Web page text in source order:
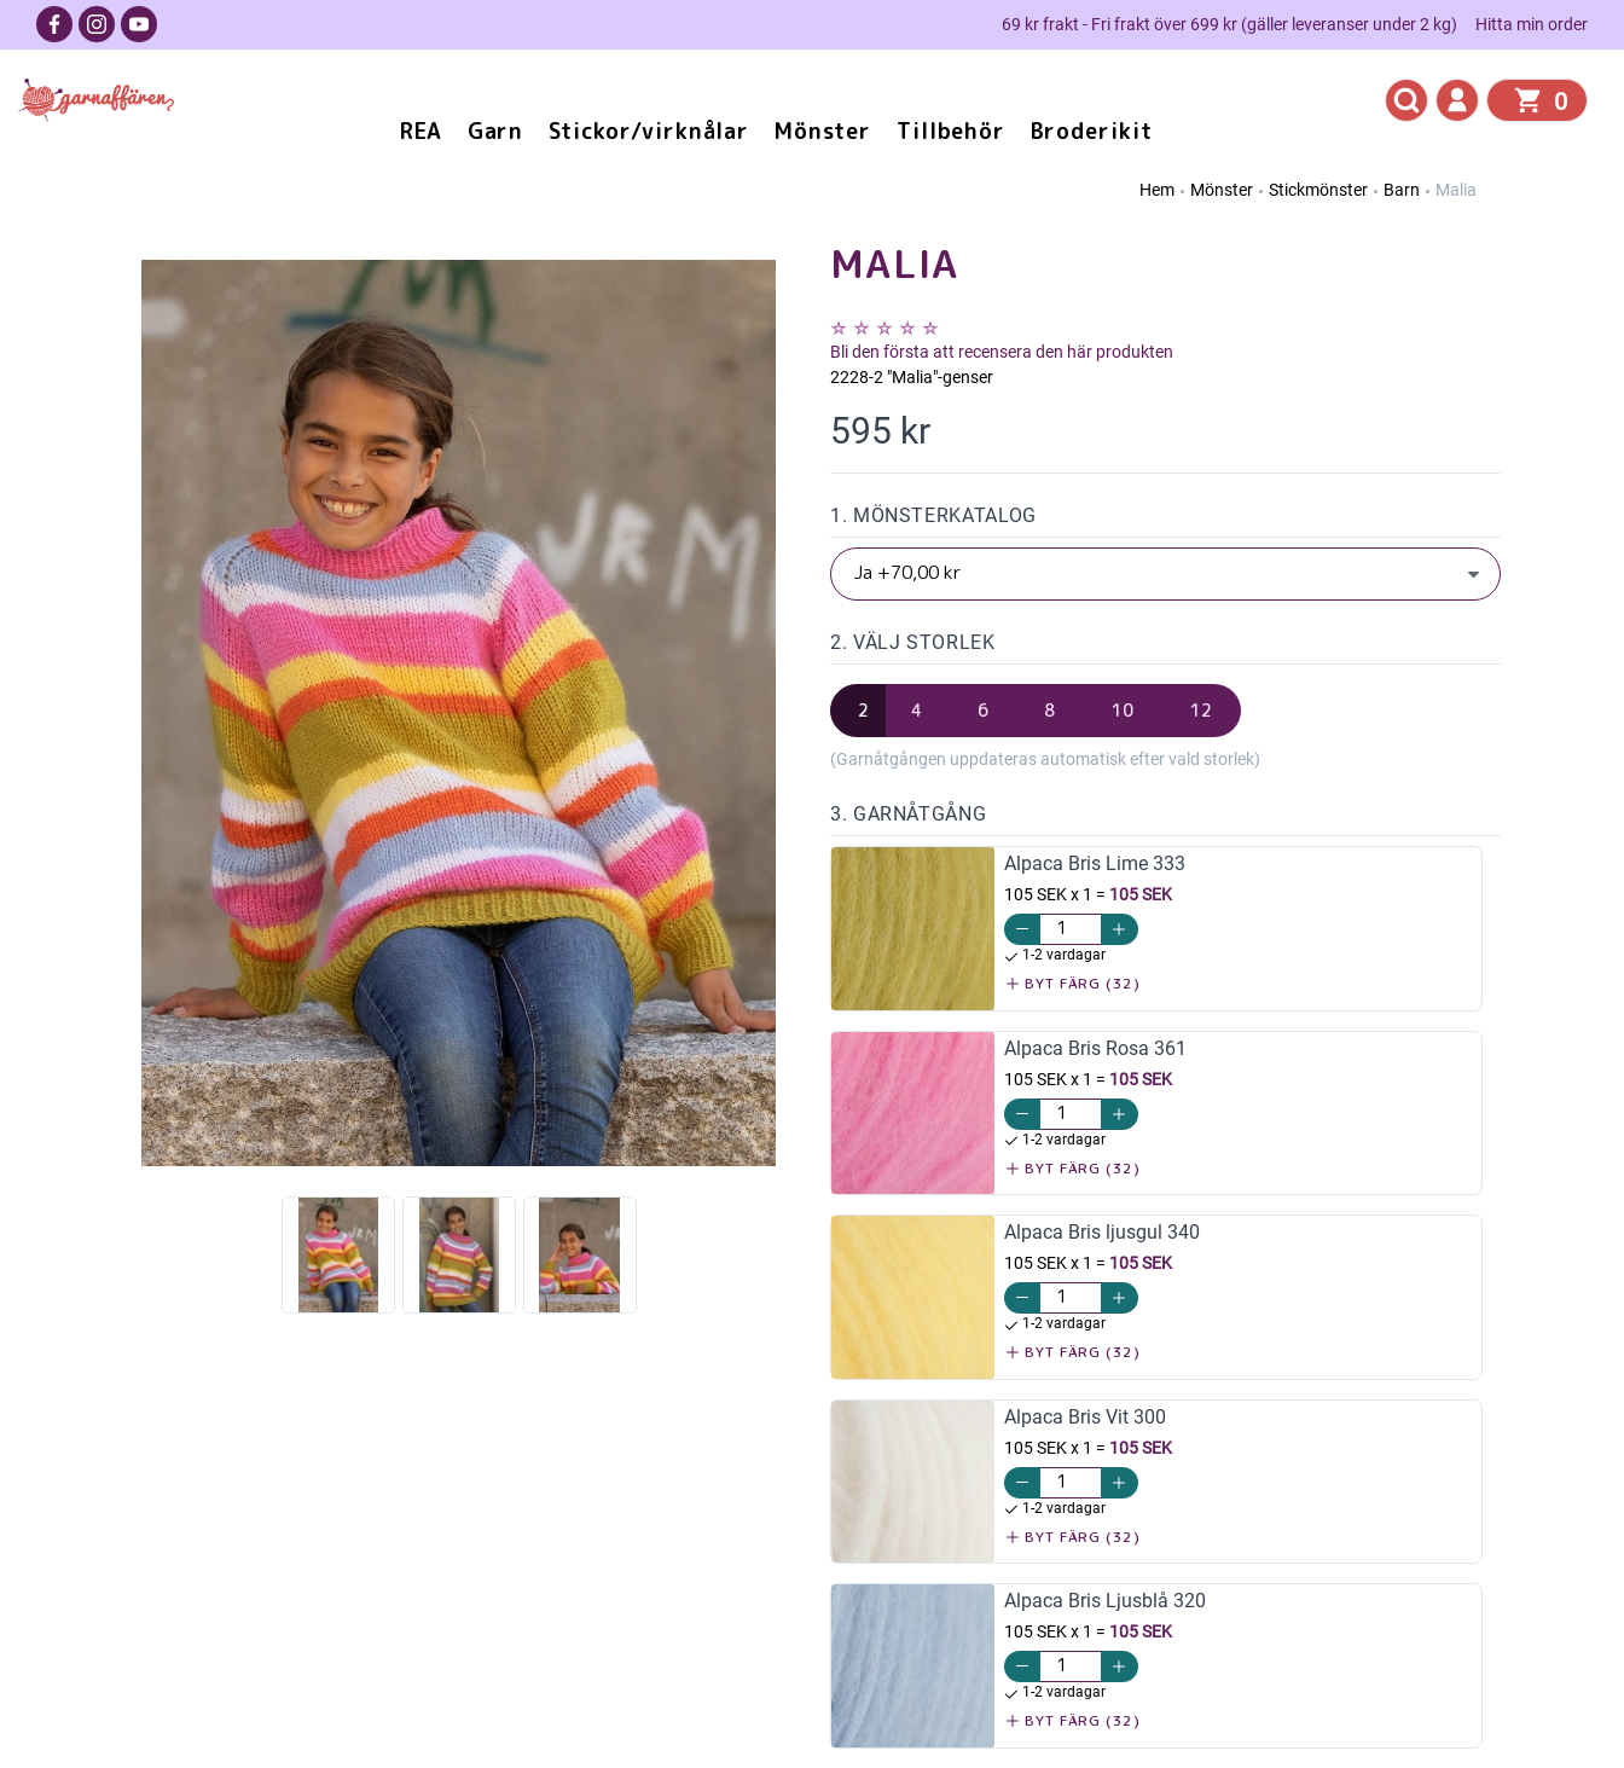
69 kr frakt - Fri frakt över 699 kr (gäller leveranser under 2 kg) Hitta min order
REA Garn Stickor/virknålar Mönster Tillbehör Broderikit
0
Hem Mönster Stickmönster Barn Malia
MALIA
Bli den första att recensera den här produkten
2228-2 "Malia"-genser
595 kr
1. MÖNSTERKATALOG
2. VÄLJ STORLEK
2 4 6 8 10 12
(Garnåtgången uppdateras automatisk efter vald storlek)
3. GARNÅTGÅNG
Alpaca Bris Lime 333
105 SEK x 1 = 105 SEK
1-2 vardagar
BYT FÄRG (32)
Alpaca Bris Rosa 361
105 SEK x 1 = 105 SEK
1-2 vardagar
BYT FÄRG (32)
Alpaca Bris ljusgul 340
105 SEK x 1 = 105 SEK
1-2 vardagar
BYT FÄRG (32)
Alpaca Bris Vit 300
105 SEK x 1 = 105 SEK
1-2 vardagar
BYT FÄRG (32)
Alpaca Bris Ljusblå 320
105 SEK x 1 = 105 SEK
1-2 vardagar
BYT FÄRG (32)